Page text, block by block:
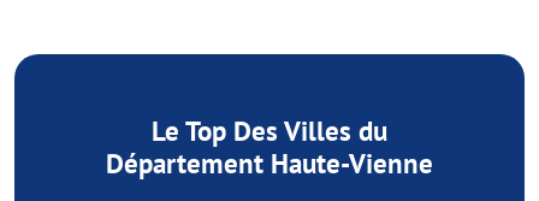
Le Top Des Villes du
Département Haute-Vienne